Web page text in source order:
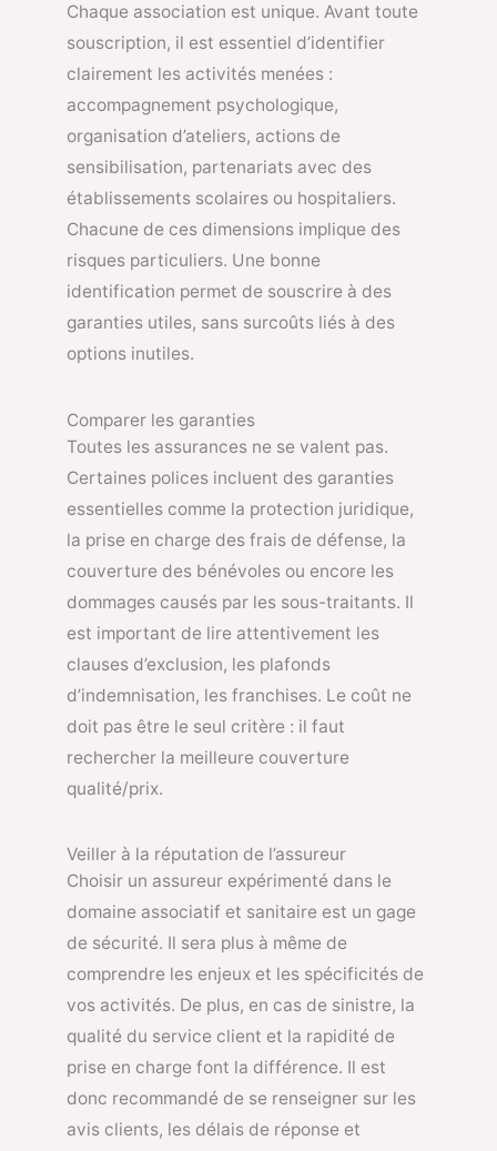
Chaque association est unique. Avant toute
souscription, il est essentiel d’identifier
clairement les activités menées :
accompagnement psychologique,
organisation d’ateliers, actions de
sensibilisation, partenariats avec des
établissements scolaires ou hospitaliers.
Chacune de ces dimensions implique des
risques particuliers. Une bonne
identification permet de souscrire à des
garanties utiles, sans surcoûts liés à des
options inutiles.
Comparer les garanties
Toutes les assurances ne se valent pas.
Certaines polices incluent des garanties
essentielles comme la protection juridique,
la prise en charge des frais de défense, la
couverture des bénévoles ou encore les
dommages causés par les sous-traitants. Il
est important de lire attentivement les
clauses d’exclusion, les plafonds
d’indemnisation, les franchises. Le coût ne
doit pas être le seul critère : il faut
rechercher la meilleure couverture
qualité/prix.
Veiller à la réputation de l’assureur
Choisir un assureur expérimenté dans le
domaine associatif et sanitaire est un gage
de sécurité. Il sera plus à même de
comprendre les enjeux et les spécificités de
vos activités. De plus, en cas de sinistre, la
qualité du service client et la rapidité de
prise en charge font la différence. Il est
donc recommandé de se renseigner sur les
avis clients, les délais de réponse et